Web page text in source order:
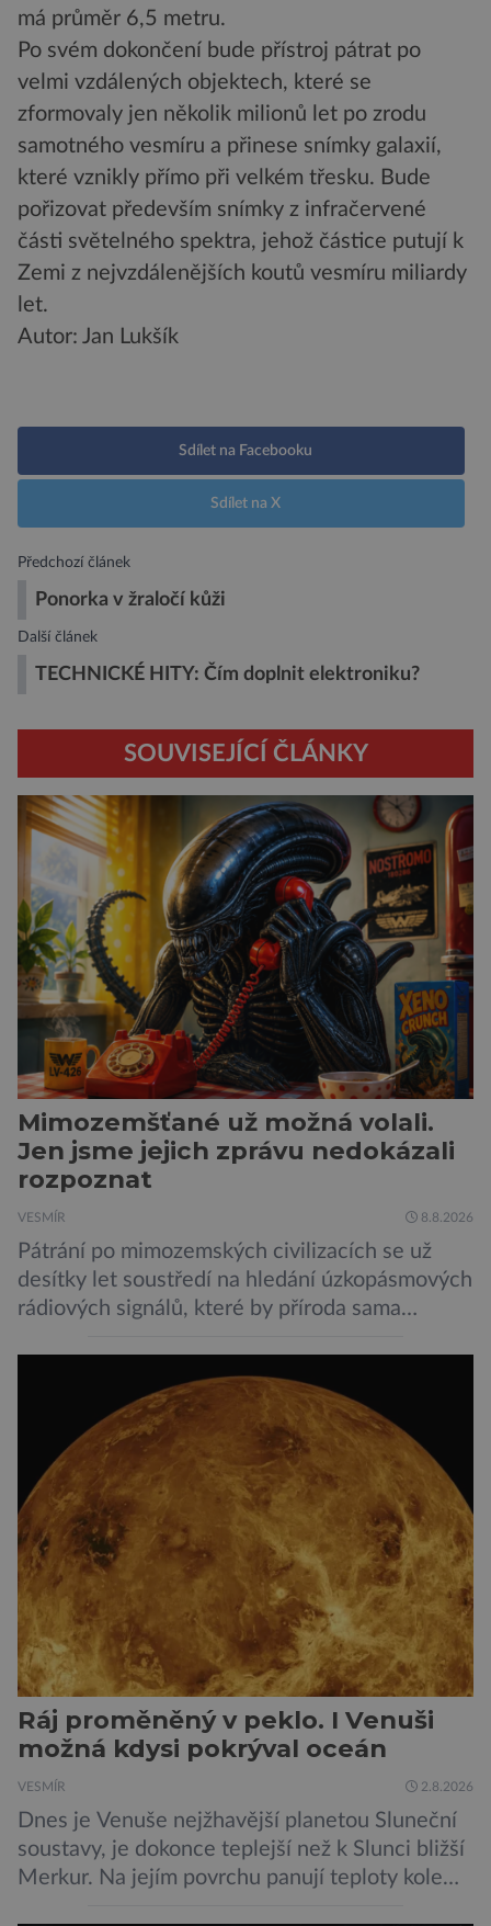
má průměr 6,5 metru.
Po svém dokončení bude přístroj pátrat po
velmi vzdálených objektech, které se
zformovaly jen několik milionů let po zrodu
samotného vesmíru a přinese snímky galaxií,
které vznikly přímo při velkém třesku. Bude
pořizovat především snímky z infračervené
části světelného spektra, jehož částice putují k
Zemi z nejvzdálenějších koutů vesmíru miliardy
let.
Autor: Jan Lukšík
Sdílet na Facebooku
Sdílet na X
Předchozí článek
Ponorka v žraločí kůži
Další článek
TECHNICKÉ HITY: Čím doplnit elektroniku?
SOUVISEJÍCÍ ČLÁNKY
Mimozemšťané už možná volali.
Jen jsme jejich zprávu nedokázali
rozpoznat
VESMÍR 8.8.2026
Pátrání po mimozemských civilizacích se už
desítky let soustředí na hledání úzkopásmových
rádiových signálů, které by příroda sama
svazující. Cestou vesmírem se totiž signál může
natolik změnit, že ho naše algoritmy vyhodnotí
jako obyčejný šum. A priori to samozřejmě
neznamená, […]
Ráj proměněný v peklo. I Venuši
možná kdysi pokrýval oceán
VESMÍR 2.8.2026
Dnes je Venuše nejžhavější planetou Sluneční
soustavy, je dokonce teplejší než k Slunci bližší
Merkur. Na jejím povrchu panují teploty kolem